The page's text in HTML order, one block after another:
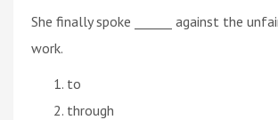
She finally spoke ______ against the
work.
to
through